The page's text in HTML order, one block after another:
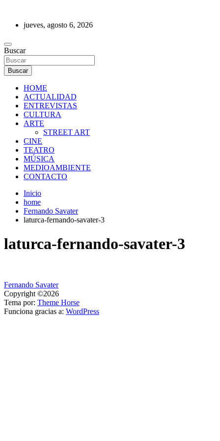
contenidojueves, agosto 6, 2026
REVISTA DE PRENSA
Buscar
Buscar
HOME
ACTUALIDAD
ENTREVISTAS
CULTURA
ARTE
STREET ART
CINE
TEATRO
MÚSICA
MEDIOAMBIENTE
CONTACTO
Inicio
home
Fernando Savater
laturca-fernando-savater-3
laturca-fernando-savater-3
Navegación
de
entradas
Fernando Savater
Copyright ©2026
Tema por: Theme Horse
Funciona gracias a: WordPress